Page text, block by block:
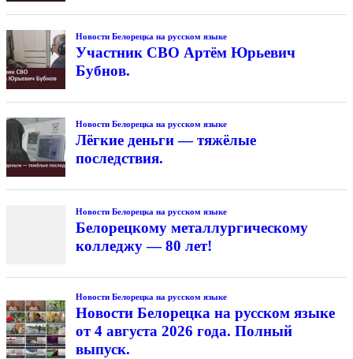
Новости Белорецка на русском языке
Участник СВО Артём Юрьевич
Бубнов.
Новости Белорецка на русском языке
Лёгкие деньги — тяжёлые
последствия.
Новости Белорецка на русском языке
Белорецкому металлургическому
колледжу — 80 лет!
Новости Белорецка на русском языке
Новости Белорецка на русском языке
от 4 августа 2026 года. Полный
выпуск.